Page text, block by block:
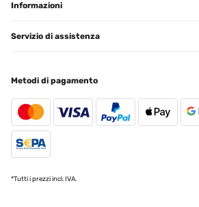
Tradurre
I was pleased with the appearance and
being 5×7 inches but the frame that I
6,1/4 x 8,1/4 inches.
Amazon-Benutzer
Informazioni
Servizio di assistenza
Metodi di pagamento
*Tutti i prezzi incl. IVA.